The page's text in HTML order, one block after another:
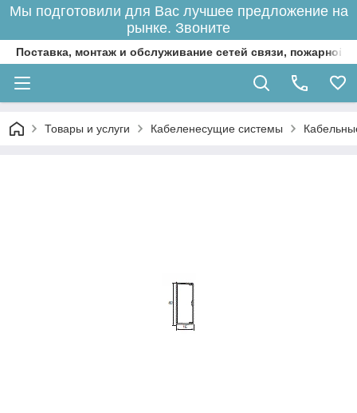
Мы подготовили для Вас лучшее предложение на
рынке. Звоните
Поставка, монтаж и обслуживание сетей связи, пожарной
Товары и услуги Кабеленесущие системы